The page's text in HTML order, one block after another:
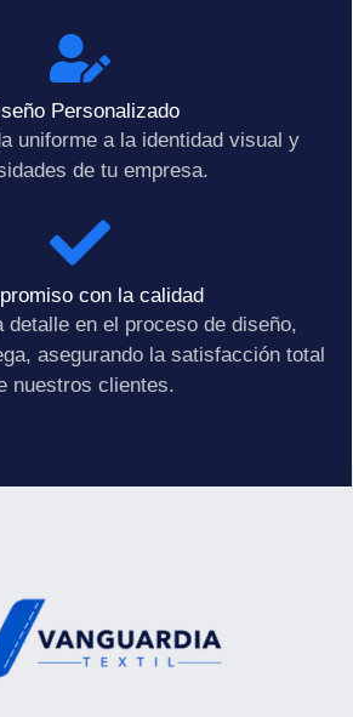
Personalizado
uniforme a la identidad visual y
de tu empresa.
con la calidad
detalle en el proceso de diseño,
asegurando la satisfacción total
nuestros clientes.